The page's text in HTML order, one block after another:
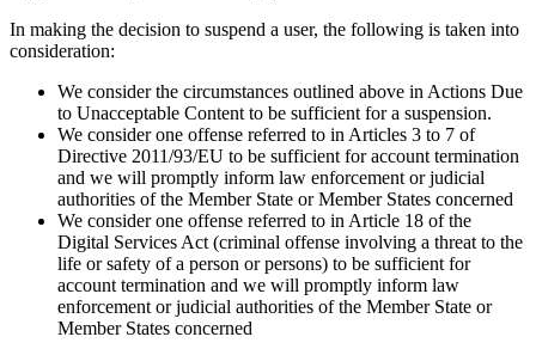
In making the decision to suspend a user, the following is taken into
consideration:
We consider the circumstances outlined above in Actions Due
to Unacceptable Content to be sufficient for a suspension.
We consider one offense referred to in Articles 3 to 7 of
Directive 2011/93/EU to be sufficient for account termination
and we will promptly inform law enforcement or judicial
authorities of the Member State or Member States concerned
We consider one offense referred to in Article 18 of the
Digital Services Act (criminal offense involving a threat to the
life or safety of a person or persons) to be sufficient for
account termination and we will promptly inform law
enforcement or judicial authorities of the Member State or
Member States concerned